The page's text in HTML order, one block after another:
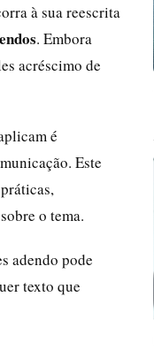
à sua reescrita
. Embora
acréscimo de
é
Este
o tema.
adendo pode
texto que